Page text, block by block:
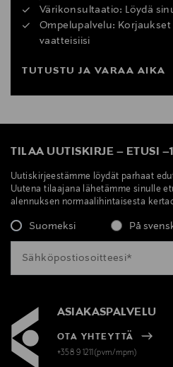
Värikonsultaatio: Löydä
Ompelupalvelu:
vaatteisiisi
TUTUSTU JA VARAA AIKA
TILAA UUTISKIRJE – ETUSI –
Uutiskirjeestämme löydät parhaat
Uutena tilaajana lähetämme sinulle
alennuksen normaalihintaisesta
Suomeksi På
ASIAKASPALVELU
OTA YHTEYTTÄ
+358 9 1211(pvm/mpm)